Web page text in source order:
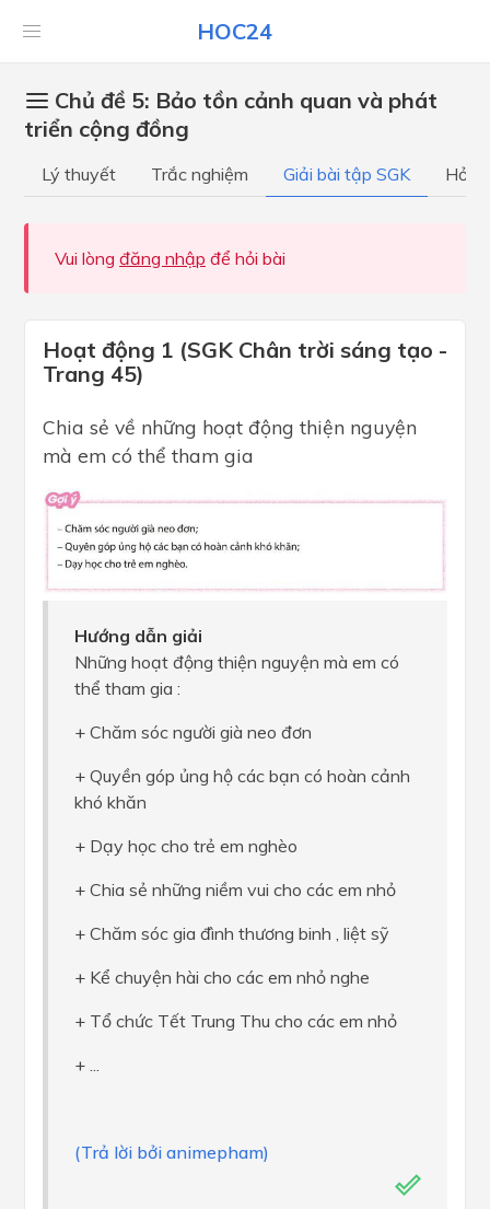
HOC24
Chủ đề 5: Bảo tồn cảnh quan và phát
triển cộng đồng
Lý thuyết Trắc nghiệm Giải bài tập SGK Hỏi
Vui lòng đăng nhập để hỏi bài
Hoạt động 1 (SGK Chân trời sáng tạo -
Trang 45)
Chia sẻ về những hoạt động thiện nguyện
mà em có thể tham gia
Hướng dẫn giải
Những hoạt động thiện nguyện mà em có
thể tham gia :
+ Chăm sóc người già neo đơn
+ Quyền góp ủng hộ các bạn có hoàn cảnh
khó khăn
+ Dạy học cho trẻ em nghèo
+ Chia sẻ những niềm vui cho các em nhỏ
+ Chăm sóc gia đình thương binh , liệt sỹ
+ Kể chuyện hài cho các em nhỏ nghe
+ Tổ chức Tết Trung Thu cho các em nhỏ
+ ...
(Trả lời bởi animepham)